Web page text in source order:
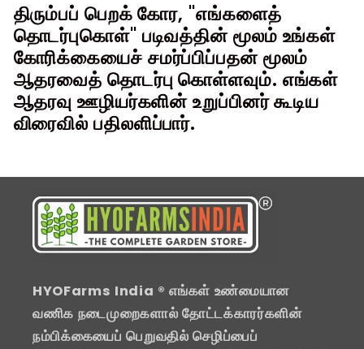
திரும்பப் பெறக் கோர, "எங்களைத்
தொடர்புகொள்" படிவத்தின் மூலம் உங்கள்
கோரிக்கையைச் சமர்ப்பிப்பதன் மூலம்
ஆதரவைத் தொடர்பு கொள்ளவும். எங்கள்
ஆதரவு ஊழியர்களின் உறுப்பினர் கூடிய
விரைவில் பதிலளிப்பார்.
HYOFarms India ® எங்கள் உண்மையான
வணிக நடைமுறைகளால் தோட்டக்காரர்களின்
நம்பிக்கையைப் பெறுவதில் செழிப்பைப்